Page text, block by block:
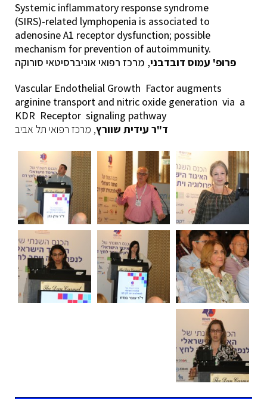
Systemic inflammatory response syndrome
(SIRS)-related lymphopenia is associated to
adenosine A1 receptor dysfunction; possible
mechanism for prevention of autoimmunity.
פרופ' עמוס דובדבני, מרכז רפואי אוניברסיטאי סורוקה
Vascular Endothelial Growth Factor augments
arginine transport and nitric oxide generation via a
KDR Receptor signaling pathway
ד"ר עידית שוורץ